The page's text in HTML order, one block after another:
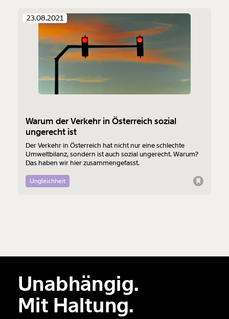
23.08.2021
Warum der Verkehr in Österreich sozial
ungerecht ist
Der Verkehr in Österreich hat nicht nur eine schlechte
Umweltbilanz, sondern ist auch sozial ungerecht. Warum?
Das haben wir hier zusammengefasst.
Ungleichheit
Unabhängig.
Mit Haltung.